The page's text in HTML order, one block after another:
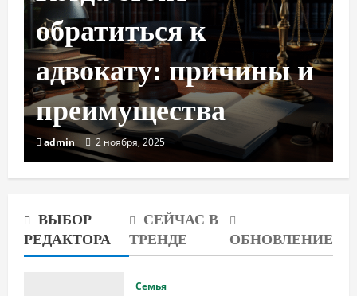
обратиться к
адвокату: причины и
преимущества
admin 2 ноября, 2025
ВЫБОР
РЕДАКТОРА
СЕЙЧАС В
ТРЕНДЕ
ОБНОВЛЕНИЕ
Семья